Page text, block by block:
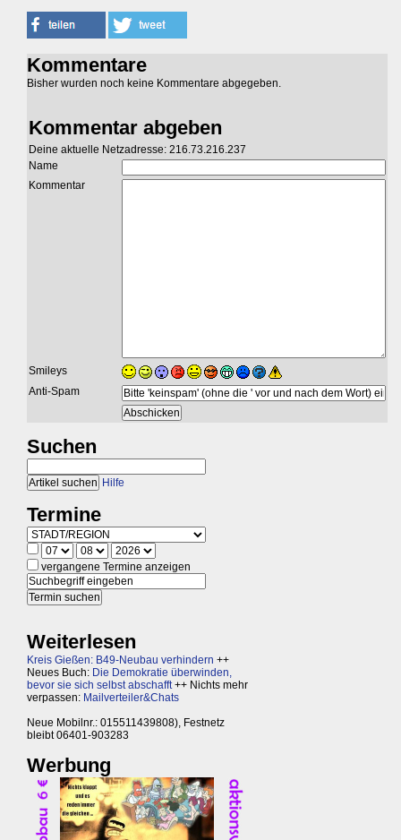
Kommentare
Bisher wurden noch keine Kommentare abgegeben.
Kommentar abgeben
Deine aktuelle Netzadresse: 216.73.216.237
Name
Kommentar
Smileys
Anti-Spam
Suchen
Hilfe
Termine
vergangene Termine anzeigen
Weiterlesen
Kreis Gießen: B49-Neubau verhindern ++
Neues Buch: Die Demokratie überwinden,
bevor sie sich selbst abschafft++ Nichts mehr
verpassen: Mailverteiler&Chats
Neue Mobilnr.: 015511439808), Festnetz
bleibt 06401-903283
Werbung